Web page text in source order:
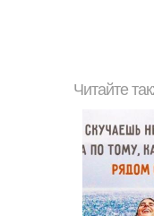
Читайте